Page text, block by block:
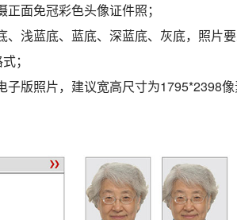
面免冠彩色头像证件照；
浅蓝底、蓝底、深蓝底、灰底，照片要
；
版照片，建议宽高尺寸为1795*2398像